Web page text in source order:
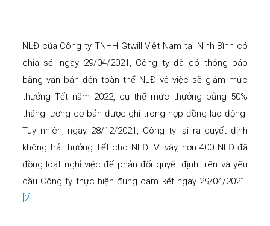
NLĐ của Công ty TNHH Gtwill Việt Nam tại Ninh Bình có
chia sẻ: ngày 29/04/2021, Công ty đã có thông báo
bằng văn bản đến toàn thể NLĐ về việc sẽ giảm mức
thưởng Tết năm 2022, cụ thể mức thưởng bằng 50%
tháng lương cơ bản được ghi trong hợp đồng lao động.
Tuy nhiên, ngày 28/12/2021, Công ty lại ra quyết định
không trả thưởng Tết cho NLĐ. Vì vậy, hơn 400 NLĐ đã
đồng loạt nghỉ việc để phản đối quyết định trên và yêu
cầu Công ty thực hiện đúng cam kết ngày 29/04/2021.
[2]